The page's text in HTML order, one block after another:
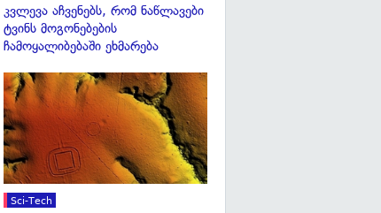
კვლევა აჩვენებს, რომ ნაწლავები
ტვინს მოგონებების
ჩამოყალიბებაში ეხმარება
Sci-Tech